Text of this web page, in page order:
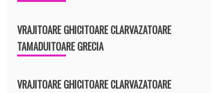
VRAJITOARE GHICITOARE CLARVAZATOARE
TAMADUITOARE GRECIA
VRAJITOARE GHICITOARE CLARVAZATOARE